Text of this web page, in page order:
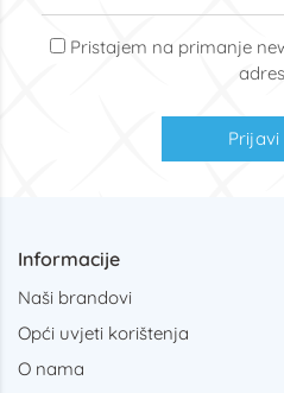
Pristajem na primanje
Prijavi
Informacije
Naši brandovi
Opći uvjeti korištenja
O nama